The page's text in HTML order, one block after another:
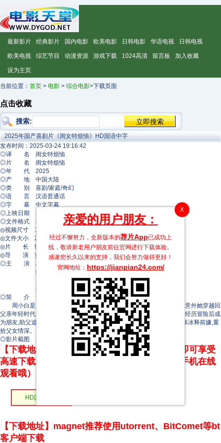
最新影片 经典影片 国内电影 欧美电影 日韩电影 华语电视 日韩电视
欧美电视 综艺节目 动漫资源 游戏下载 1024高清 留言板 加入收藏
设为主页
当前位置： 首页 > 电影 > 综合电影>下载页面
点击收藏
搜索:
X
亲爱的用户朋友：
经过不懈努力，全新版本的荐片App已成功上
线，敬请新老用户朋友前往官网进行下载体验。
感谢您长久以来的支持，我们会努力做得更好！
官网地址： https://jianpian24.com/
2025年国产喜剧片《闺女特烦恼》HD国语中字
发布时间：2025-03-24 19:16:42
◎译 名 闺女特烦恼
◎片 名 闺女特烦恼
◎年 代 2025
◎产 地 中国大陆
◎类 别 喜剧/家庭/奇幻
◎语 言 汉语普通话
◎字 幕 中文字幕
◎上映日期 2025-03-21(中国大陆)
◎文件格式 x264 + ACC
◎视频尺寸 1920 x 1080
◎文件大小 2231 MB
◎片 长 92 Mins
◎导 演 黄宇聪
◎主 演 杨珺涵
吴英哲
鲜青洋
◎简 介
周小白是穷困女导演,因常年在外漂泊而与父亲周强关系紧张。某次意外她穿越回
父亲年轻时代,发现其性格截然不同，决心揭开父亲性格转变之谜。两人经历冒险后成
为朋友,助父追爱,父助她实现导演梦。最终,周小白解开身世之谜，与父亲冰释前嫌,重
拾父女情深。
◎影片截图
【下载地址】本站专属下载器：点击下方链接 即可享受
高速下载和在线播放 专治迅雷无法下载（支持手机在线
观看哦）
HD国语中字
【下载地址】magnet推荐使用utorrent、BitComet等bt
客户端下载